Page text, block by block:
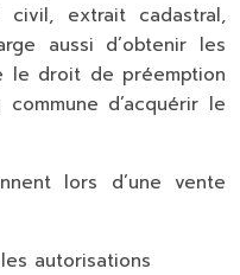
civil, extrait cadastral,
aussi d’obtenir les
le droit de préemption
d’acquérir le
lors d’une vente
autorisations